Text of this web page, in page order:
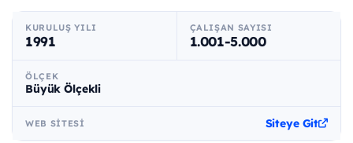
KURULUŞ YILI
1991
ÇALIŞAN SAYISI
1.001-5.000
ÖLÇEK
Büyük Ölçekli
WEB SITESI Siteye Git